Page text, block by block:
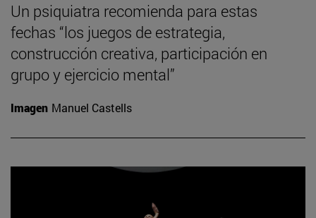
Un psiquiatra recomienda para estas
fechas “los juegos de estrategia,
construcción creativa, participación en
grupo y ejercicio mental”
Imagen Manuel Castells